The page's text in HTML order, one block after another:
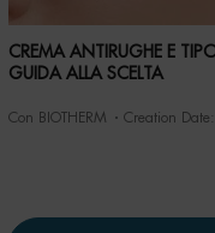
CREMA ANTIRUGHE E TIPO
GUIDA ALLA SCELTA
Con BIOTHERM Creation Date: